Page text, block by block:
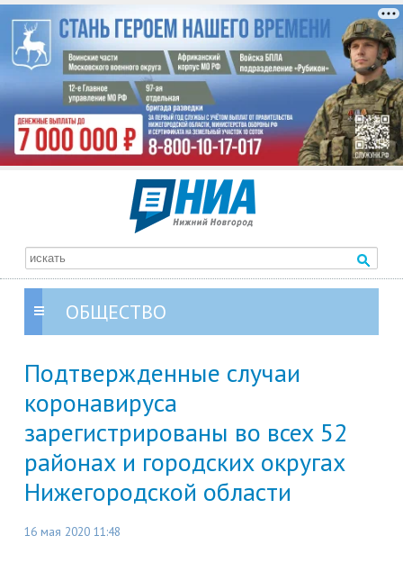
ОБЩЕСТВО
Подтвержденные случаи
коронавируса
зарегистрированы во всех 52
районах и городских округах
Нижегородской области
16 мая 2020 11:48